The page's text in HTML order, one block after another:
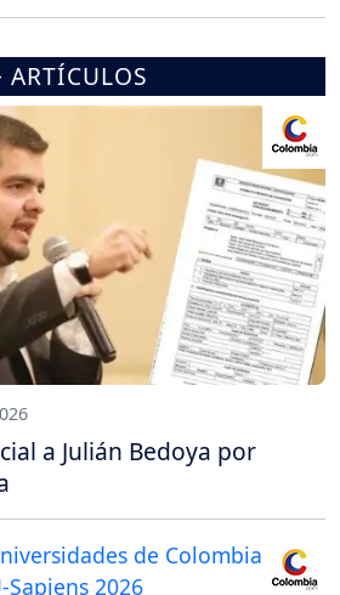
ARTÍCULOS
a Julián Bedoya por